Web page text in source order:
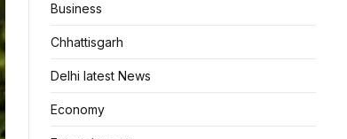
Business
Chhattisgarh
Delhi latest News
Economy